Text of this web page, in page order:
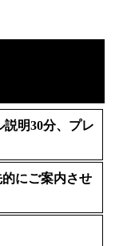
明30分、プレ
にご案内させ